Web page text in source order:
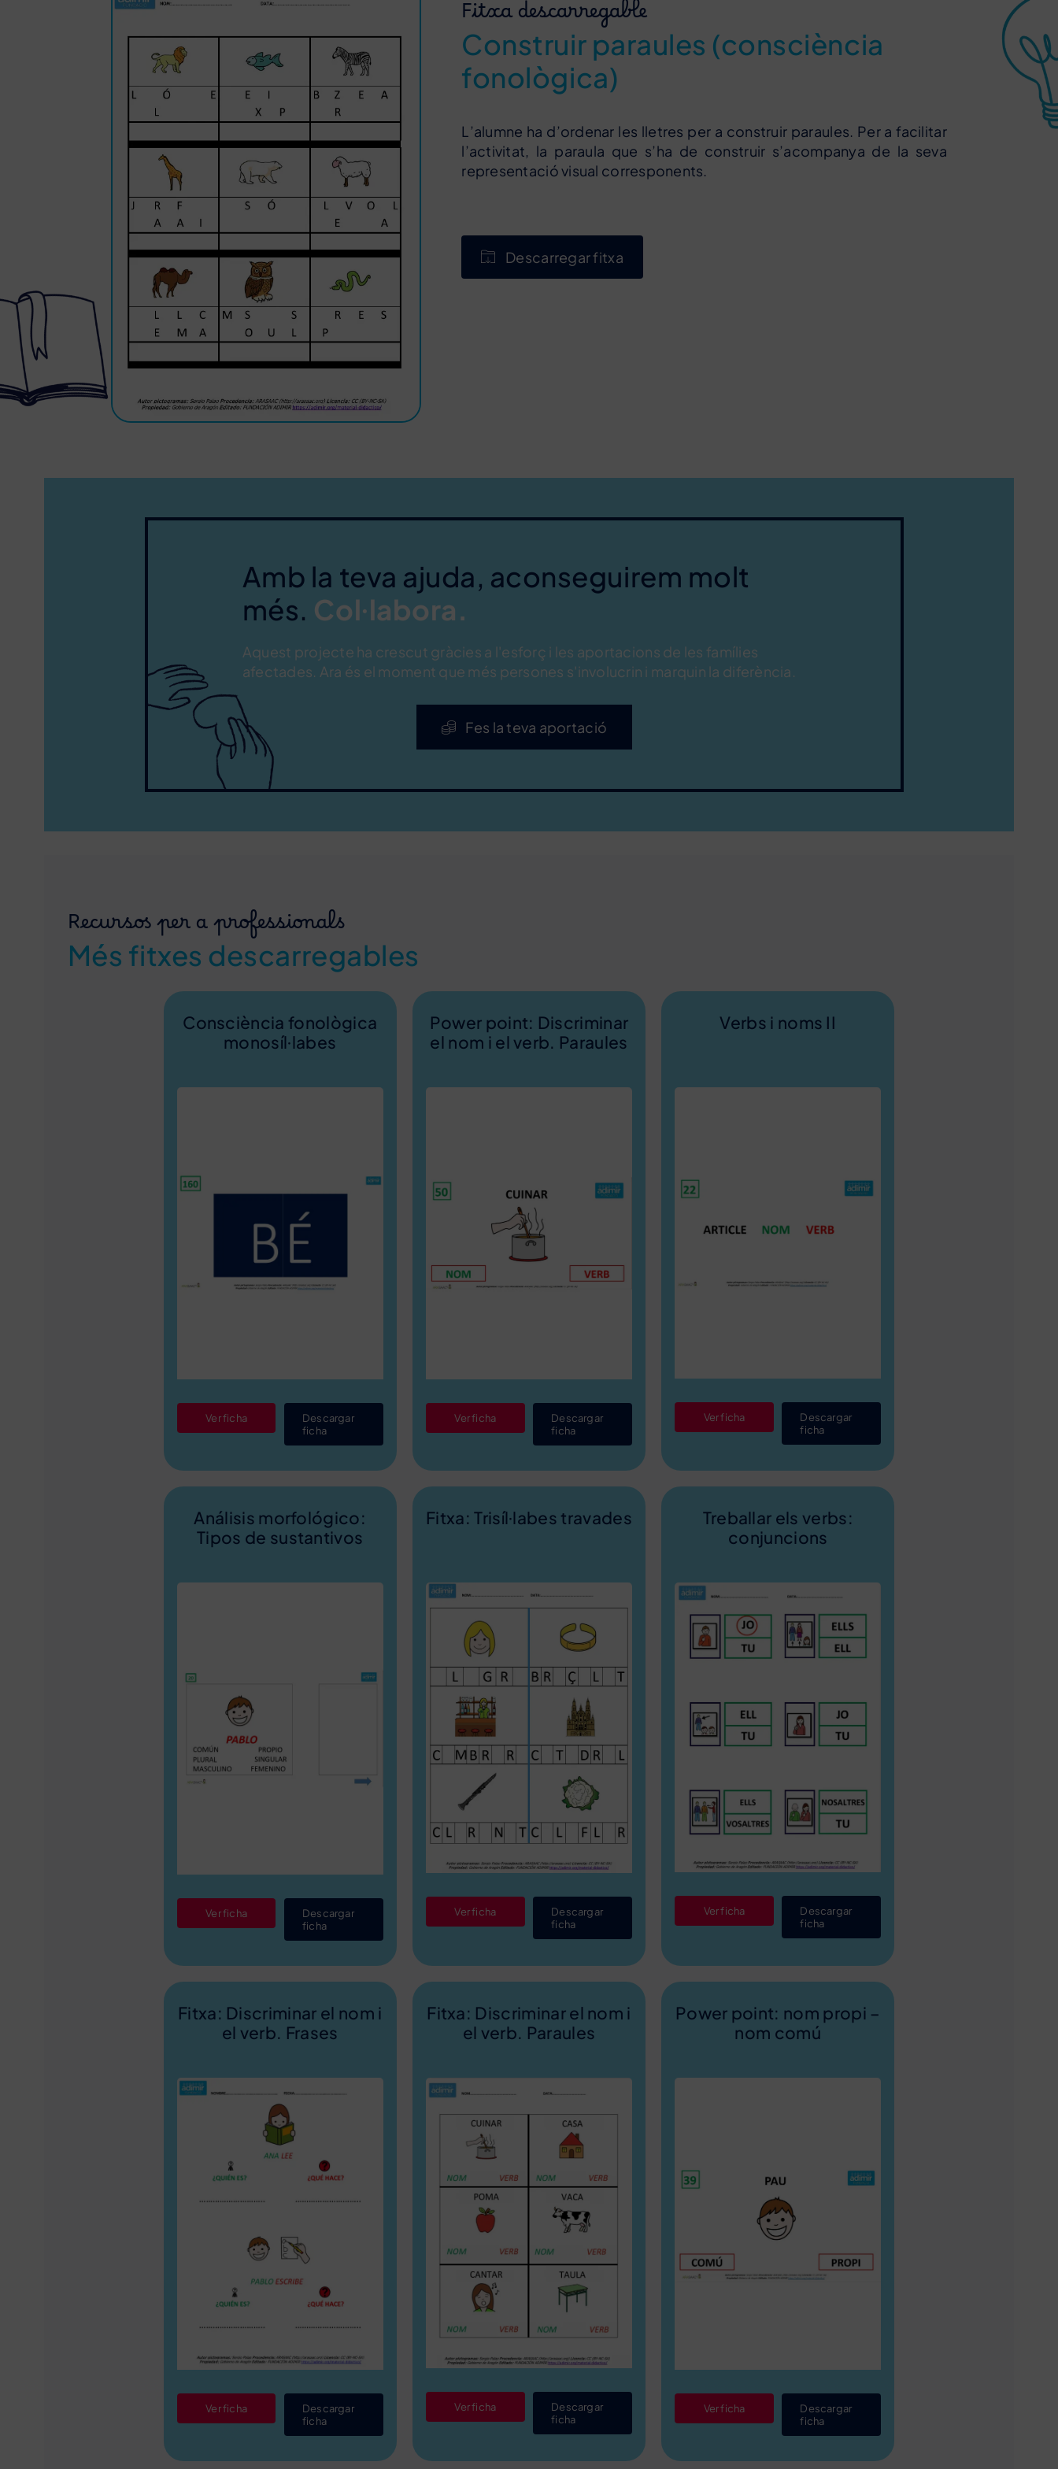
Fitxa descarregable
Construir paraules (consciència
fonològica)
L’alumne ha d’ordenar les lletres per a construir paraules. Per a facilitar
l’activitat, la paraula que s’ha de construir s’acompanya de la seva
representació visual corresponents.
Descarregar fitxa
Amb la teva ajuda, aconseguirem molt
més. Col·labora.
Aquest projecte ha crescut gràcies a l'esforç i les aportacions de les famílies
afectades. Ara és el moment que més persones s'involucrin i marquin la diferència.
Fes la teva aportació
Recursos per a professionals
Més fitxes descarregables
Consciència fonològica
monosíl·labes
Ver ficha
Descargar
ficha
Power point: Discriminar
el nom i el verb. Paraules
Ver ficha
Descargar
ficha
Verbs i noms II
Ver ficha
Descargar
ficha
Análisis morfológico:
Tipos de sustantivos
Ver ficha
Descargar
ficha
Fitxa: Trisíl·labes travades
Ver ficha
Descargar
ficha
Treballar els verbs:
conjuncions
Ver ficha
Descargar
ficha
Fitxa: Discriminar el nom i
el verb. Frases
Ver ficha
Descargar
ficha
Fitxa: Discriminar el nom i
el verb. Paraules
Ver ficha
Descargar
ficha
Power point: nom propi –
nom comú
Ver ficha
Descargar
ficha